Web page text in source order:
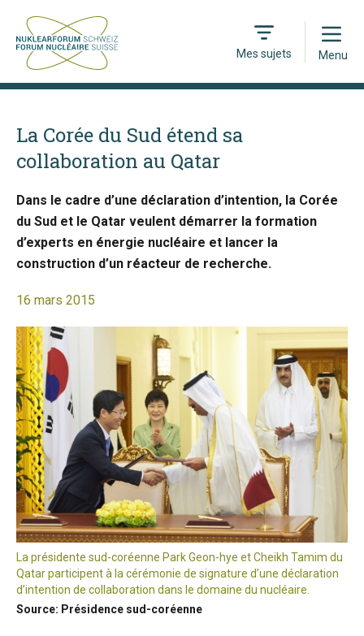
Mes sujets
Open
Menu
La Corée du Sud étend sa
collaboration au Qatar
Dans le cadre d’une déclaration d’intention, la Corée
du Sud et le Qatar veulent démarrer la formation
d’experts en énergie nucléaire et lancer la
construction d’un réacteur de recherche.
16 mars 2015
La présidente sud-coréenne Park Geon-hye et Cheikh Tamim du
Qatar participent à la cérémonie de signature d’une déclaration
d’intention de collaboration dans le domaine du nucléaire.
Source: Présidence sud-coréenne